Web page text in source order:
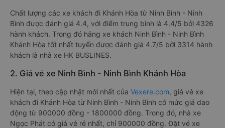
Chất lượng các xe khách đi Khánh Hòa từ Ninh Bình - Ninh
Bình được đánh giá 4.4, với điểm trung bình là 4.4/5 bởi 4326
hành khách. Trong đó hãng xe khách Ninh Bình - Ninh Bình
Khánh Hòa tốt nhất tuyến được đánh giá 4.7/5 bởi 3314 hành
khách là nhà xe HK BUSLINES.
2. Giá vé xe Ninh Bình - Ninh Bình Khánh Hòa
Hiện tại, theo cập nhật mới nhất của Vexere.com, giá vé xe
khách đi Khánh Hòa từ Ninh Bình - Ninh Bình có mức giá dao
động từ 900000 đồng - 1800000 đồng. Trong đó, nhà xe
Ngọc Phát có giá vé rẻ nhất, chỉ 900000 đồng. Đặt vé xe